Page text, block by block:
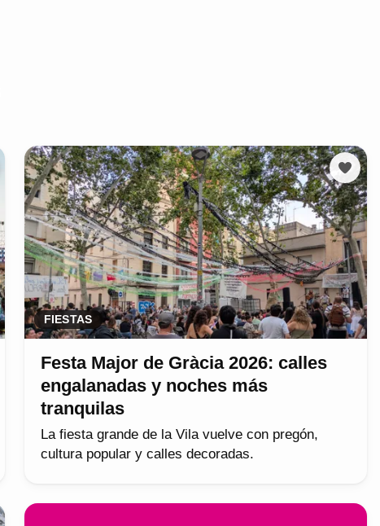
FIESTAS
Festa Major de Gràcia 2026: calles
engalanadas y noches más
tranquilas
La fiesta grande de la Vila vuelve con pregón,
cultura popular y calles decoradas.